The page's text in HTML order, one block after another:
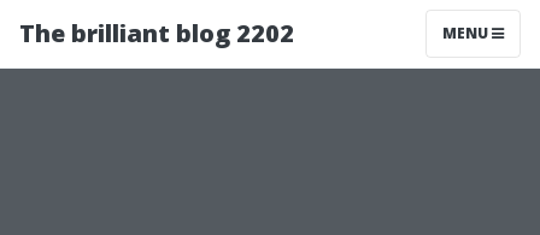
The brilliant blog 2202 MENU